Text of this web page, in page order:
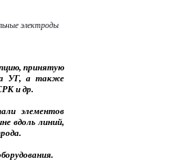
электроды
принятую
УГ, а также
и др.
элементов
вдоль линий,